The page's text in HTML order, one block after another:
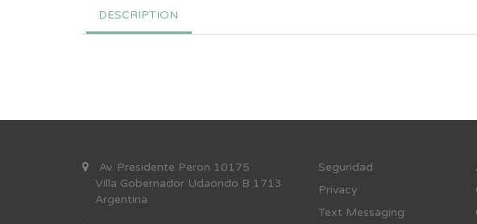
DESCRIPTION
Av. Presidente Peron 10175
Villa Gobernador Udaondo B 1713
Argentina
Seguridad
Privacy
Text Messaging